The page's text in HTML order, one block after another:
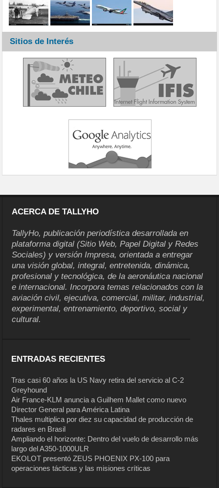
Sitios de Interés
ACERCA DE TALLYHO
TallyHo, publicación periodística desarrollada en
plataforma digital (Sitio Web, Papel Digital y Redes
Sociales) y versión Impresa, orientada a entregar
una visión global, integral, entretenida, dinámica,
profesional y tecnológica, de la aeronáutica nacional
e internacional. Incorpora temas relacionados con la
aviación civil, ejecutiva, comercial, militar, industrial,
experimental, entrenamiento, deportivo, social y
cultural.
ENTRADAS RECIENTES
Tras casi 60 años la US Navy retira del servicio al C-2
Greyhound
Air France-KLM anuncia a Guilhem Mallet como nuevo
Director General para América Latina
Thales multiplica por diez su capacidad de producción de
radares en Brasil
Ampliando el horizonte: Dentro del vuelo de desarrollo más
largo del A350-1000ULR
EKOLOT presentó ZEUS PHOENIX PX-100 para
operaciones tácticas y las misiones críticas